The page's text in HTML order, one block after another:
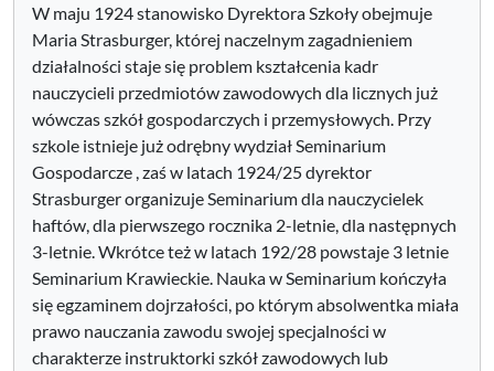
W maju 1924 stanowisko Dyrektora Szkoły obejmuje
Maria Strasburger, której naczelnym zagadnieniem
działalności staje się problem kształcenia kadr
nauczycieli przedmiotów zawodowych dla licznych już
wówczas szkół gospodarczych i przemysłowych. Przy
szkole istnieje już odrębny wydział Seminarium
Gospodarcze , zaś w latach 1924/25 dyrektor
Strasburger organizuje Seminarium dla nauczycielek
haftów, dla pierwszego rocznika 2-letnie, dla następnych
3-letnie. Wkrótce też w latach 192/28 powstaje 3 letnie
Seminarium Krawieckie. Nauka w Seminarium kończyła
się egzaminem dojrzałości, po którym absolwentka miała
prawo nauczania zawodu swojej specjalności w
charakterze instruktorki szkół zawodowych lub